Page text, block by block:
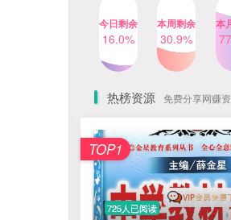
乐乐课堂
动画课程
高清PDF
6个月前
今日剩余
16.0%
本周剩余
30.9%
本
热榜资源 免费分享网赚
725人已阅读
TOP1